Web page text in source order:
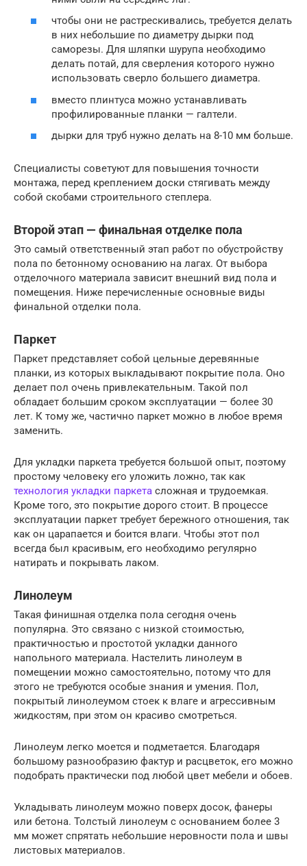
чтобы они не растрескивались, требуется делать
в них небольшие по диаметру дырки под
саморезы. Для шляпки шурупа необходимо
делать потай, для сверления которого нужно
использовать сверло большего диаметра.
вместо плинтуса можно устанавливать
профилированные планки — галтели.
дырки для труб нужно делать на 8-10 мм больше.
Специалисты советуют для повышения точности
монтажа, перед креплением доски стягивать между
собой скобами строительного степлера.
Второй этап — финальная отделке пола
Это самый ответственный этап работ по обустройству
пола по бетонному основанию на лагах. От выбора
отделочного материала зависит внешний вид пола и
помещения. Ниже перечисленные основные виды
финальной отделки пола.
Паркет
Паркет представляет собой цельные деревянные
планки, из которых выкладывают покрытие пола. Оно
делает пол очень привлекательным. Такой пол
обладает большим сроком эксплуатации — более 30
лет. К тому же, частично паркет можно в любое время
заменить.
Для укладки паркета требуется большой опыт, поэтому
простому человеку его уложить ложно, так как
технология укладки паркета сложная и трудоемкая.
Кроме того, это покрытие дорого стоит. В процессе
эксплуатации паркет требует бережного отношения, так
как он царапается и боится влаги. Чтобы этот пол
всегда был красивым, его необходимо регулярно
натирать и покрывать лаком.
Линолеум
Такая финишная отделка пола сегодня очень
популярна. Это связано с низкой стоимостью,
практичностью и простотой укладки данного
напольного материала. Настелить линолеум в
помещении можно самостоятельно, потому что для
этого не требуются особые знания и умения. Пол,
покрытый линолеумом стоек к влаге и агрессивным
жидкостям, при этом он красиво смотреться.
Линолеум легко моется и подметается. Благодаря
большому разнообразию фактур и расцветок, его можно
подобрать практически под любой цвет мебели и обоев.
Укладывать линолеум можно поверх досок, фанеры
или бетона. Толстый линолеум с основанием более 3
мм может спрятать небольшие неровности пола и швы
листовых материалов.